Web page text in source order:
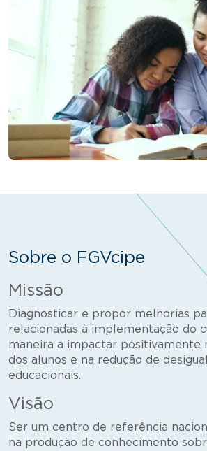
Sobre o FGVcipe
Missão
Diagnosticar e propor melhorias
relacionadas à implementação do
maneira a impactar positivamente
dos alunos e na redução de
educacionais.
Visão
Ser um centro de referência
na produção de conhecimento